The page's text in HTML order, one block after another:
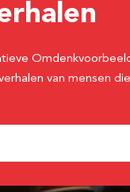
van mensen